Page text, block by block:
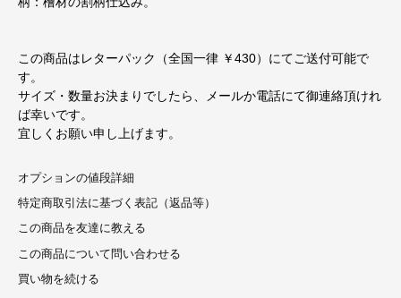
この商品はレターパック（全国一律 ￥430）にてご送付可能で
す。
サイズ・数量お決まりでしたら、メールか電話にて御連絡頂けれ
ば幸いです。
宜しくお願い申し上げます。
オプションの値段詳細
特定商取引法に基づく表記（返品等）
この商品を友達に教える
この商品について問い合わせる
買い物を続ける